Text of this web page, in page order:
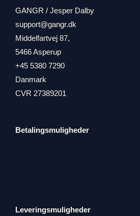
GANGR / Jesper Dalby
support@gangr.dk
Middelfartvej 87,
5466 Asperup
+45 5380 7290
Danmark
CVR 27389201
Betalingsmuligheder
Leveringsmuligheder